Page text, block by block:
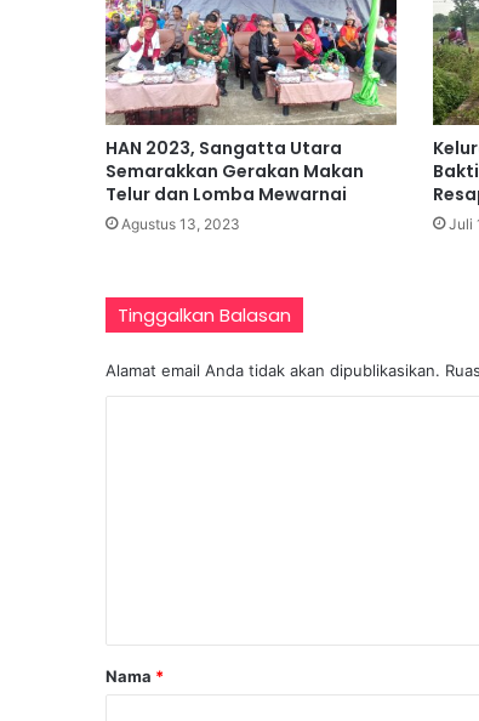
HAN 2023, Sangatta Utara
Semarakkan Gerakan Makan
Telur dan Lomba Mewarnai
Agustus 13, 2023 Juli
Tinggalkan Balasan
Alamat email Anda tidak akan dipublikasikan.
r
Nama *